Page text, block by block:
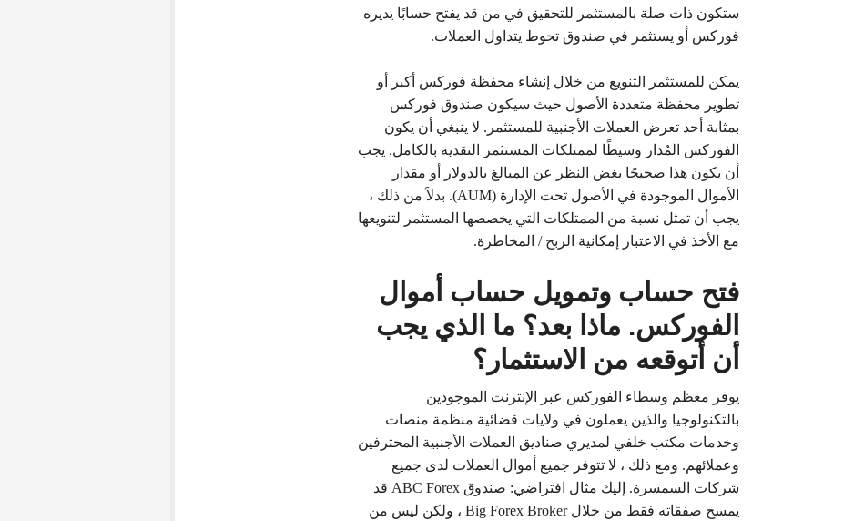
ستكون ذات صلة بالمستثمر للتحقيق في من قد يفتح حسابًا يديره
فوركس أو يستثمر في صندوق تحوط يتداول العملات.
يمكن للمستثمر التنويع من خلال إنشاء محفظة فوركس أكبر أو
تطوير محفظة متعددة الأصول حيث سيكون صندوق فوركس
بمثابة أحد تعرض العملات الأجنبية للمستثمر. لا ينبغي أن يكون
الفوركس المُدار وسيطًا لممتلكات المستثمر النقدية بالكامل. يجب
أن يكون هذا صحيحًا بغض النظر عن المبالغ بالدولار أو مقدار
الأموال الموجودة في الأصول تحت الإدارة (AUM). بدلاً من ذلك ،
يجب أن تمثل نسبة من الممتلكات التي يخصصها المستثمر لتنويعها
مع الأخذ في الاعتبار إمكانية الربح / المخاطرة.
فتح حساب وتمويل حساب أموال
الفوركس. ماذا بعد؟ ما الذي يجب
أن أتوقعه من الاستثمار؟
يوفر معظم وسطاء الفوركس عبر الإنترنت الموجودين
بالتكنولوجيا والذين يعملون في ولايات قضائية منظمة منصات
وخدمات مكتب خلفي لمديري صناديق العملات الأجنبية المحترفين
وعملائهم. ومع ذلك ، لا تتوفر جميع أموال العملات لدى جميع
شركات السمسرة. إليك مثال افتراضي: صندوق ABC Forex قد
يمسح صفقاته فقط من خلال Big Forex Broker ، ولكن ليس من